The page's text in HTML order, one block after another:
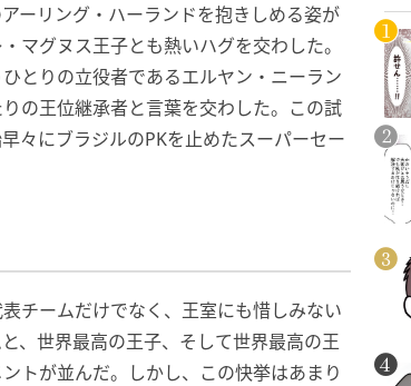
ーリング・ハーランドを抱きしめる姿が
マグヌス王子とも熱いハグを交わした。
とりの立役者であるエルヤン・ニーラン
の王位継承者と言葉を交わした。この試
々にブラジルのPKを止めたスーパーセー
チームだけでなく、王室にも惜しみない
、世界最高の王子、そして世界最高の王
トが並んだ。しかし、この快挙はあまり